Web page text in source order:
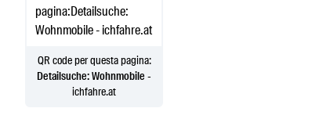
QR code per questa pagina:
Detailsuche: Wohnmobile -
ichfahre.at